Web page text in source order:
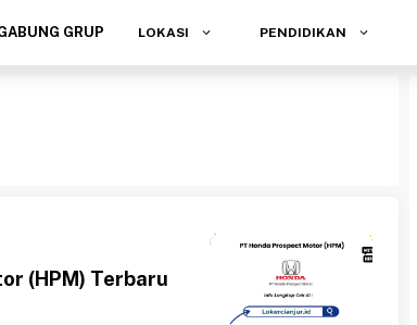
GRUP LOKASI PENDIDIKAN
(HPM) Terbaru